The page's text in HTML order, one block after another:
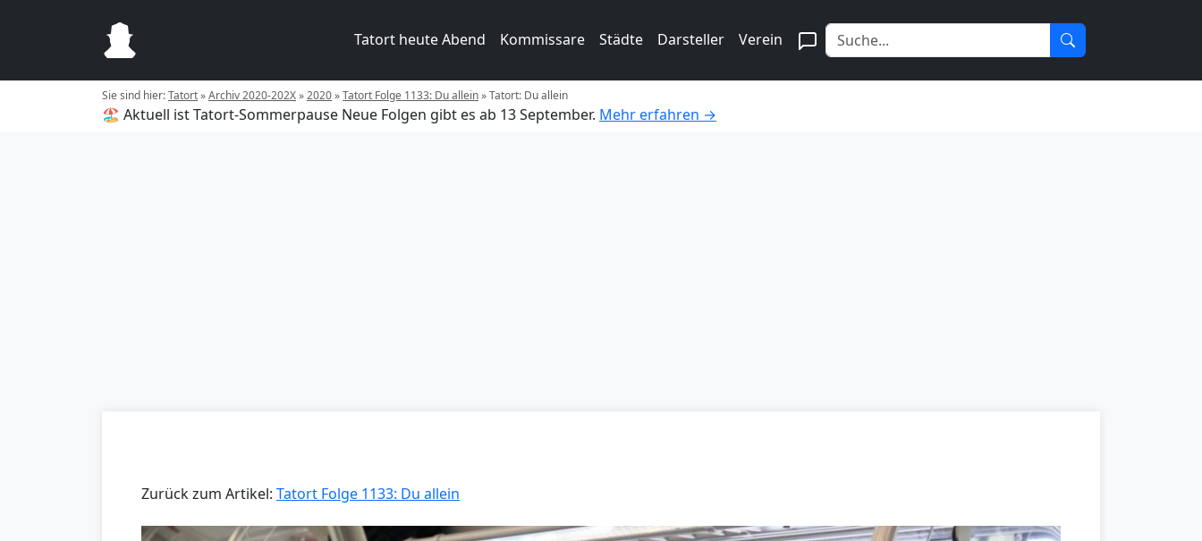
Tatort heute Abend Kommissare Städte Darsteller Verein
Sie sind hier:Tatort»Archiv 2020-202X»2020»Tatort Folge 1133: Du allein»Tatort: Du allein
🏖️ Aktuell ist Tatort-Sommerpause Neue Folgen gibt es ab 13 September. Mehr erfahren →
Zurück zum Artikel: Tatort Folge 1133: Du allein